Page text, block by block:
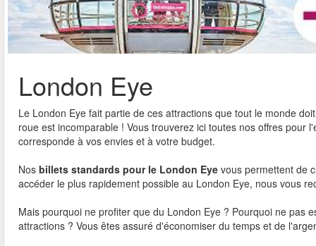
London Eye
Le London Eye fait partie de ces attractions que tout le monde
roue est incomparable ! Vous trouverez ici toutes nos offres pour
corresponde à vos envies et à votre budget.
Nos billets standards pour le London Eye vous permettent de
accéder le plus rapidement possible au London Eye, nous vous
Mais pourquoi ne profiter que du London Eye ? Pourquoi ne pas
attractions ? Vous êtes assuré d'économiser du temps et de